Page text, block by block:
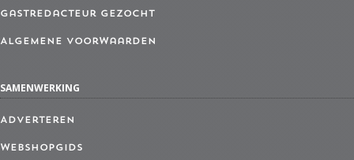
Gastredacteur gezocht
Algemene Voorwaarden
SAMENWERKING
Adverteren
Webshopgids